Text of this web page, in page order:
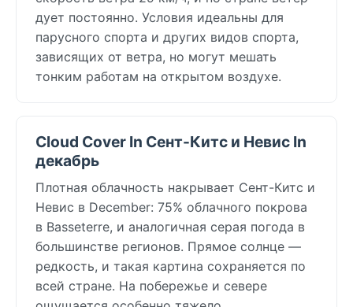
дует постоянно. Условия идеальны для
парусного спорта и других видов спорта,
зависящих от ветра, но могут мешать
тонким работам на открытом воздухе.
Cloud Cover In Сент-Китс и Невис In
декабрь
Плотная облачность накрывает Сент-Китс и
Невис в December: 75% облачного покрова
в Basseterre, и аналогичная серая погода в
большинстве регионов. Прямое солнце —
редкость, и такая картина сохраняется по
всей стране. На побережье и севере